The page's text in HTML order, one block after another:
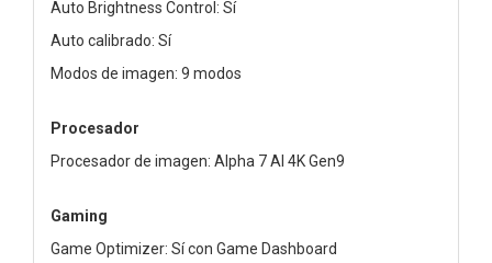
Auto Brightness Control: Sí
Auto calibrado: Sí
Modos de imagen: 9 modos
Procesador
Procesador de imagen: Alpha 7 AI 4K Gen9
Gaming
Game Optimizer: Sí con Game Dashboard